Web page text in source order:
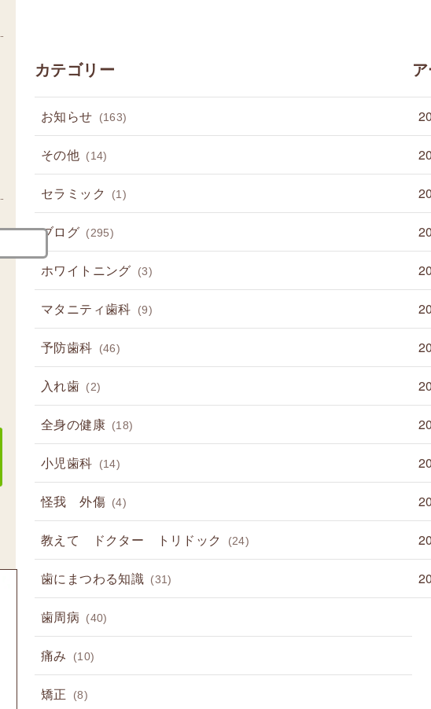
カテゴリー
お知らせ (163)
その他 (14)
セラミック (1)
ブログ (295)
ホワイトニング (3)
マタニティ歯科 (9)
予防歯科 (46)
入れ歯 (2)
全身の健康 (18)
小児歯科 (14)
怪我 外傷 (4)
教えて ドクター トリドック (24)
歯にまつわる知識 (31)
歯周病 (40)
痛み (10)
矯正 (8)